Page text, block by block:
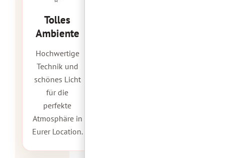
Tolles
Ambiente
Hochwertige
Technik und
schönes Licht
für die
perfekte
Atmosphäre in
Eurer Location.